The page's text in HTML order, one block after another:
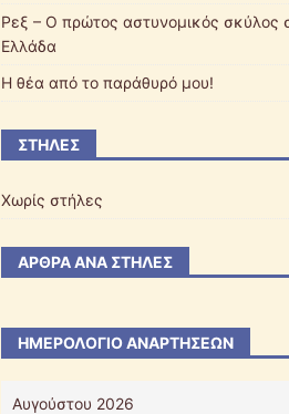
Ρεξ – Ο πρώτος αστυνομικός σκύλος
Ελλάδα
Η θέα από το παράθυρό μου!
ΣΤΉΛΕΣ
Χωρίς στήλες
ΆΡΘΡΑ ΑΝΆ ΣΤΉΛΕΣ
ΗΜΕΡΟΛΌΓΙΟ ΑΝΑΡΤΉΣΕΩΝ
Αυγούστου 2026